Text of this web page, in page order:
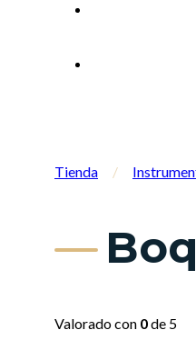
Tienda /
Valorado con 0de 5